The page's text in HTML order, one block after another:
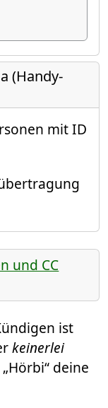
(Handy-
mit ID
und CC
ist
keinerlei
deine